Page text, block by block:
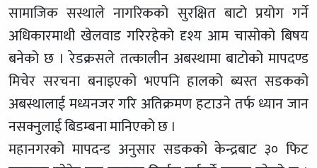
सामाजिक सस्थाले नागरिकको सुरक्षित बाटो प्रयोग गर्ने
अधिकारमाथी खेलवाड गरिरहेको दृश्य आम चासोको बिषय
बनेको छ । रेडक्रसले तत्कालीन अबस्थामा बाटोको मापदण्ड
मिचेर सरचना बनाइएको भएपनि हालको ब्यस्त सडकको
अबस्थालाई मध्यनजर गरि अतिक्रमण हटाउने तर्फ ध्यान जान
नसक्नुलाई बिडम्बना मानिएको छ ।
महानगरको मापदन्ड अनुसार सडकको केन्द्रबाट ३० फिट